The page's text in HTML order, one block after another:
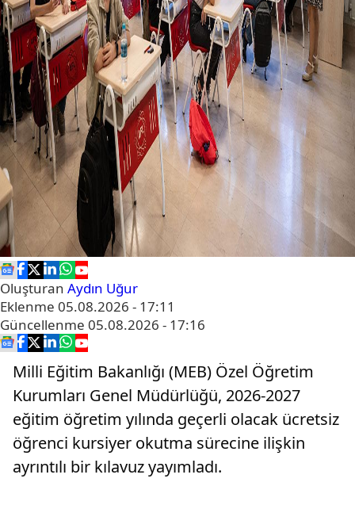
Oluşturan Aydın Uğur
Eklenme 05.08.2026 - 17:11
Güncellenme 05.08.2026 - 17:16
Milli Eğitim Bakanlığı (MEB) Özel Öğretim
Kurumları Genel Müdürlüğü, 2026-2027
eğitim öğretim yılında geçerli olacak ücretsiz
öğrenci kursiyer okutma sürecine ilişkin
ayrıntılı bir kılavuz yayımladı.